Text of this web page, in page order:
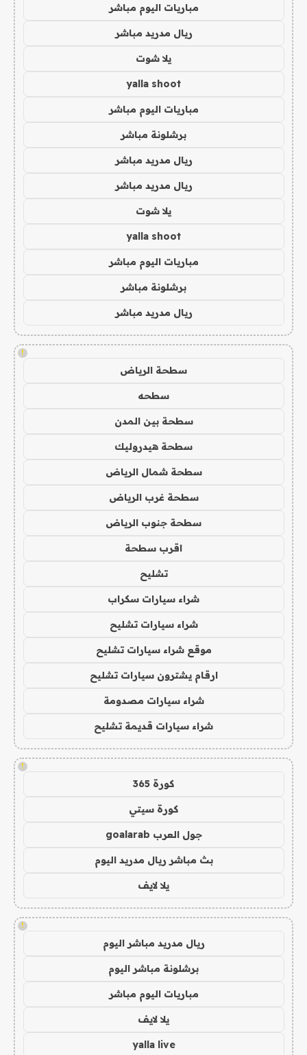
مباريات اليوم مباشر
ريال مدريد مباشر
يلا شوت
yalla shoot
مباريات اليوم مباشر
برشلونة مباشر
ريال مدريد مباشر
ريال مدريد مباشر
يلا شوت
yalla shoot
مباريات اليوم مباشر
برشلونة مباشر
ريال مدريد مباشر
!
سطحة الرياض
سطحه
سطحة بين المدن
سطحة هيدروليك
سطحة شمال الرياض
سطحة غرب الرياض
سطحة جنوب الرياض
اقرب سطحة
تشليح
شراء سيارات سكراب
شراء سيارات تشليح
موقع شراء سيارات تشليح
ارقام يشترون سيارات تشليح
شراء سيارات مصدومة
شراء سيارات قديمة تشليح
!
كورة 365
كورة سيتي
جول العرب goalarab
بث مباشر ريال مدريد اليوم
يلا لايف
!
ريال مدريد مباشر اليوم
برشلونة مباشر اليوم
مباريات اليوم مباشر
يلا لايف
yalla live